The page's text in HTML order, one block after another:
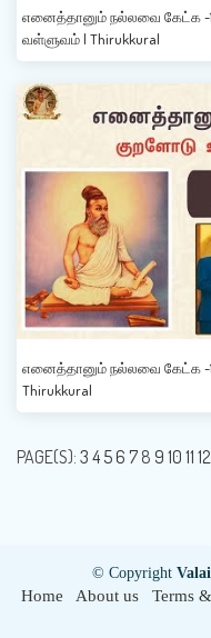
எனைத்தானும் நல்லவை கேட்க -
வள்ளுவம் | Thirukkural
எனைத்தானும் நல்லவை கேட்க -16
Thirukkural
PAGE(S): 3 4 5 6 7 8 9 10 11 12
© Copyright
Home About us Terms